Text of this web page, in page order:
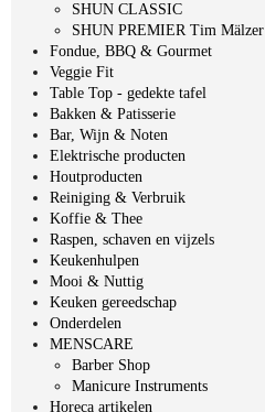
SHUN CLASSIC
SHUN PREMIER Tim Mälzer
Fondue, BBQ & Gourmet
Veggie Fit
Table Top - gedekte tafel
Bakken & Patisserie
Bar, Wijn & Noten
Elektrische producten
Houtproducten
Reiniging & Verbruik
Koffie & Thee
Raspen, schaven en vijzels
Keukenhulpen
Mooi & Nuttig
Keuken gereedschap
Onderdelen
MENSCARE
Barber Shop
Manicure Instruments
Horeca artikelen